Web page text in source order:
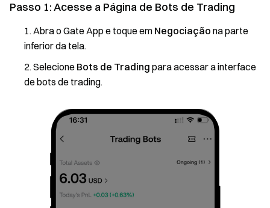
Passo 1: Acesse a Página de Bots de Trading
Abra o Gate App e toque em Negociação na parte
inferior da tela.
Selecione Bots de Trading para acessar a interface
de bots de trading.